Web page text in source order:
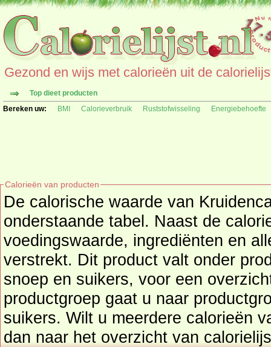
Gezond en wijs met calorieën uit de
Top dieet producten
Bereken uw:
BMI Calorieverbruik Ruststofwisseling Energiebehoefte
Calorieën van producten
De calorische waarde van
onderstaande tabel. Naast de calorieën wordt
voedingswaarde, ingrediënten en
verstrekt. Dit product valt onder
snoep en suikers, voor een overzicht van producten uit deze
productgroep gaat u naar
suikers. Wilt u meerdere calorieën
dan naar het overzicht van